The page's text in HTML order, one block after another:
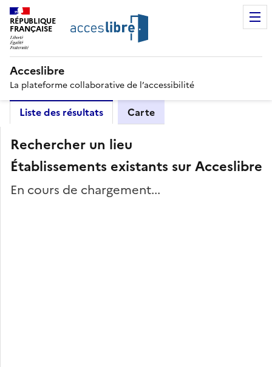
RÉPUBLIQUE
FRANÇAISE
Acceslibre
La plateforme collaborative de l’accessibilité
Liste des résultats Carte
Rechercher un lieu
Établissements existants sur Acceslibre
En cours de chargement...